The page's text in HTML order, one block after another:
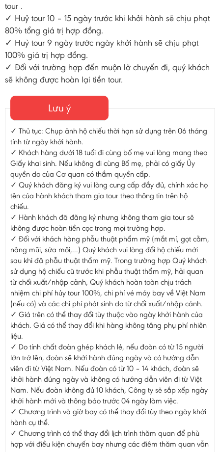
tour .
✓ Huỷ tour 10 – 15 ngày trước khi khởi hành sẽ chịu phạt
80% tổng giá trị hợp đồng.
✓ Huỷ tour 9 ngày trước ngày khởi hành sẽ chịu phạt
100% giá trị hợp đồng.
✓ Đối với trường hợp đến muộn lỡ chuyến đi, quý khách
sẽ không được hoàn lại tiền tour.
Lưu ý
✓ Thủ tục: Chụp ảnh hộ chiếu thời hạn sử dụng trên 06 tháng
tính từ ngày khởi hành.
✓ Khách hàng dưới 18 tuổi đi cùng bố mẹ vui lòng mang theo
Giấy khai sinh. Nếu không đi cùng Bố mẹ, phải có giấy Ủy
quyền do của Cơ quan có thẩm quyền cấp.
✓ Quý khách đăng ký vui lòng cung cấp đầy đủ, chính xác họ
tên của hành khách tham gia tour theo thông tin trên hộ
chiếu.
✓ Hành khách đã đăng ký nhưng không tham gia tour sẽ
không được hoàn tiền cọc trong mọi trường hợp.
✓ Đối với khách hàng phẫu thuật phẩm mỹ (mắt mí, gọt cằm,
nâng mũi, sửa môi,...) Quý khách vui lòng đổi hộ chiếu mới
sau khi đã phẫu thuật thẩm mỹ. Trong trường hợp Quý khách
sử dụng hộ chiếu cũ trước khi phẫu thuật thẩm mỹ, hải quan
từ chối xuất/nhập cảnh, Quý khách hoàn toàn chịu trách
nhiệm chi phí hủy tour 100%, chi phí vé máy bay về Việt Nam
(nếu có) và các chi phí phát sinh do từ chối xuất/nhập cảnh.
✓ Giá trên có thể thay đổi tùy thuộc vào ngày khởi hành của
khách. Giá có thể thay đổi khi hàng không tăng phụ phí nhiên
liệu.
✓ Do tính chất đoàn ghép khách lẻ, nếu đoàn có từ 15 người
lớn trở lên, đoàn sẽ khởi hành đúng ngày và có hướng dẫn
viên đi từ Việt Nam. Nếu đoàn có từ 10 – 14 khách, đoàn sẽ
khởi hành đúng ngày và không có hướng dẫn viên đi từ Việt
Nam. Nếu đoàn không đủ 10 khách, Công ty sẽ sắp xếp ngày
khởi hành mới và thông báo trước 04 ngày làm việc.
✓ Chương trình và giờ bay có thể thay đổi tùy theo ngày khởi
hành cụ thể.
✓ Chương trình có thể thay đổi lịch trình thăm quan để phù
hợp với điều kiện chuyến bay nhưng các điêm thăm quan vẫn